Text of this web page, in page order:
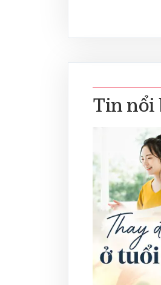
Tin nổi